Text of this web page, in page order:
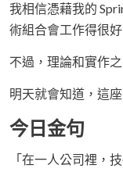
我相信憑藉我的
術組合會工作得很好
不過，理論和實作
明天就會知道，這
今日金句
「在一人公司裡，